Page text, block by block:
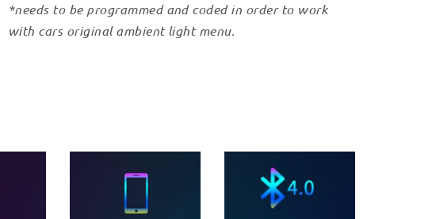
*needs to be programmed and coded in order to work
with cars original ambient light menu.